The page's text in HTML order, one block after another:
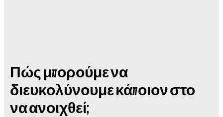
Πώς μπορούμε να
διευκολύνουμε κάποιον στο
να ανοιχθεί;